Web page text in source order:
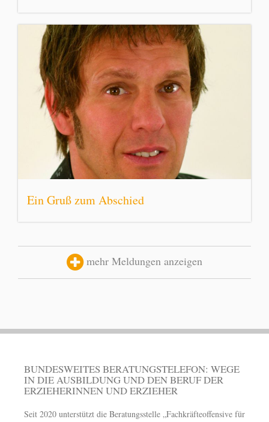
Ein Gruß zum Abschied
mehr Meldungen anzeigen
BUNDESWEITES BERATUNGSTELEFON: WEGE
IN DIE AUSBILDUNG UND DEN BERUF DER
ERZIEHERINNEN UND ERZIEHER
Seit 2020 unterstützt die Beratungsstelle „Fachkräfteoffensive für